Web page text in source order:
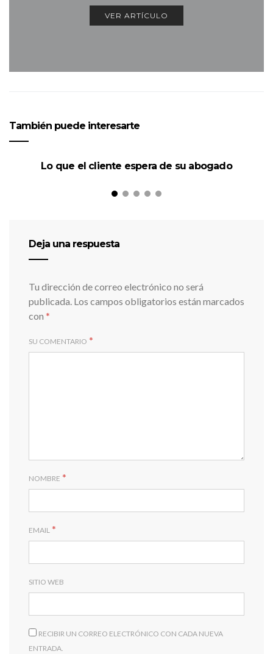
VER ARTÍCULO
También puede interesarte
Lo que el cliente espera de su abogado
Deja una respuesta
Tu dirección de correo electrónico no será
publicada. Los campos obligatorios están marcados
con *
SU COMENTARIO *
NOMBRE *
EMAIL *
SITIO WEB
RECIBIR UN CORREO ELECTRÓNICO CON CADA NUEVA
ENTRADA.